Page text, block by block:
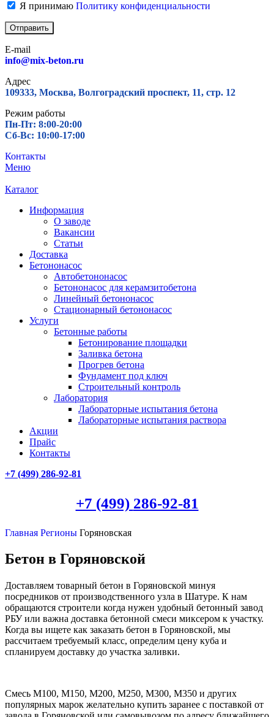
Я принимаю Политику конфиденциальности
E-mail
info@mix-beton.ru
Адрес
109333, Москва, Волгоградский проспект, 11, стр. 12
Режим работы
Пн-Пт: 8:00-20:00
Сб-Вс: 10:00-17:00
Контакты
Меню
Каталог
Информация
О заводе
Вакансии
Статьи
Доставка
Бетононасос
Автобетононасос
Бетононасос для керамзитобетона
Линейный бетононасос
Стационарный бетононасос
Услуги
Бетонные работы
Бетонирование площадки
Заливка бетона
Прогрев бетона
Фундамент под ключ
Строительный контроль
Лаборатория
Лабораторные испытания бетона
Лабораторные испытания раствора
Акции
Прайс
Контакты
+7 (499) 286-92-81
+7 (499) 286-92-81
Главная Регионы Горяновская
Бетон в Горяновской
Доставляем товарный бетон в Горяновской минуя
посредников от производственного узла в Шатуре. К нам
обращаются строители когда нужен удобный бетонный завод
РБУ или важна доставка бетонной смеси миксером к участку.
Когда вы ищете как заказать бетон в Горяновской, мы
рассчитаем требуемый класс, определим цену куба и
спланируем доставку до участка заливки.
Смесь М100, М150, М200, М250, М300, М350 и других
популярных марок желательно купить заранее с поставкой от